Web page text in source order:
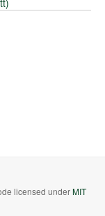
licensed underMIT